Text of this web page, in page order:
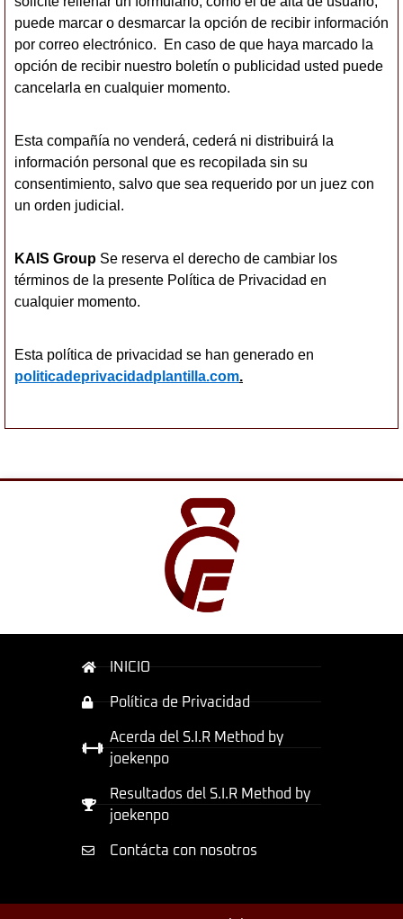
puede marcar o desmarcar la opción de recibir información
por correo electrónico. En caso de que haya marcado la
opción de recibir nuestro boletín o publicidad usted puede
cancelarla en cualquier momento.
Esta compañía no venderá, cederá ni distribuirá la
información personal que es recopilada sin su
consentimiento, salvo que sea requerido por un juez con
un orden judicial.
KAIS Group Se reserva el derecho de cambiar los
términos de la presente Política de Privacidad en
cualquier momento.
Esta política de privacidad se han generado en
politicadeprivacidadplantilla.com.
INICIO
Política de Privacidad
Acerda del S.I.R Method by
joekenpo
Resultados del S.I.R Method by
joekenpo
Contácta con nosotros